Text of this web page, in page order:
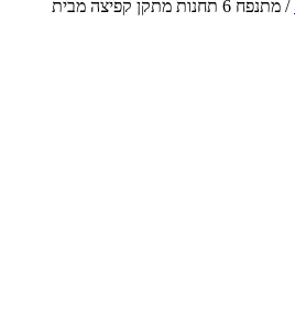
/ מתנפח 6 תחנות מתקן קפיצה מבית